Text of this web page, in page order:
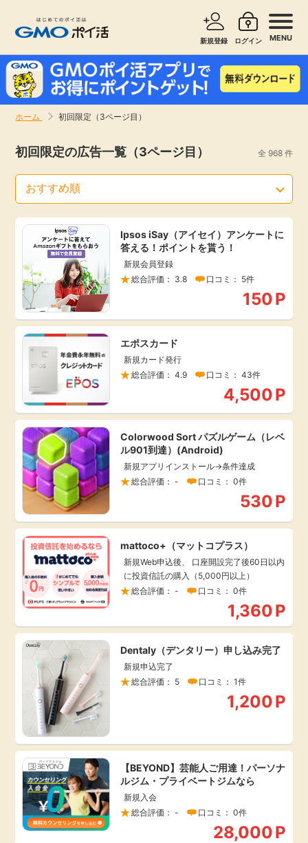
新規登録 ログイン MENU
ホーム 初回限定（3ページ目）
無料
即日還元
アンケート
買い物
モニター
ポイ活お得情報
お友達紹介
カード比較
毎日ゲット
特集一覧
GMOポイ活の使い方
ヘルプセンター
サービスで探す ショッピングで探す
旅行・レンタカー
無料サービス
エンタメ
クレジットカード
暮らし
引っ越し
買取・査定
学び
進学・教育
美容・健康
月額有料サービス
銀行・金融・投資
家計の固定費
初回限定の広告一覧（3ページ目） 全 968 件
Ipsos iSay（アイセイ）アンケートに
答える！ポイントを貰う！
新規会員登録
総合評価： 3.8
口コミ： 5件
150P
エポスカード
新規カード発行
総合評価： 4.9
口コミ： 43件
4,500P
Colorwood Sort パズルゲーム（レベ
ル901到達）(Android)
新規アプリインストール→条件達成
総合評価： -
口コミ： 0件
530P
mattoco+（マットコプラス）
新規Web申込後、 口座開設完了後60日以内
に投資信託の購入（5,000円以上）
総合評価： -
口コミ： 0件
1,360P
Dentaly（デンタリー）申し込み完了
新規申込完了
総合評価： 5
口コミ： 1件
1,200P
【BEYOND】芸能人ご用達！パーソナ
ルジム・プライベートジムなら
新規入会
総合評価： -
口コミ： 0件
28,000P